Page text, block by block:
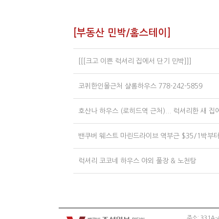
[부동산 민박/홈스테이]
[[[크고 이쁜 럭셔리 집에서 단기 민박]]]
코퀴한인몰근처 샬롬하우스 778-242-5859
호산나 하우스 (로히드역 근처)... 럭셔리한 새
밴쿠버 웨스트 마린드라이브 역부근 $35/1박부
럭셔리 코코네 하우스 야외 풀장 & 노천탕